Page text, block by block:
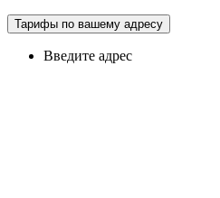
Тарифы по вашему адресу
Введите адрес